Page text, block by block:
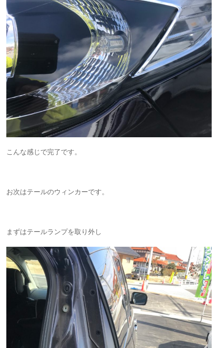
こんな感じで完了です。
お次はテールのウィンカーです。
まずはテールランプを取り外し